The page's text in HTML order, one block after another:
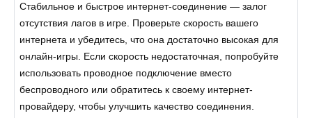
Стабильное и быстрое интернет-соединение — залог
отсутствия лагов в игре. Проверьте скорость вашего
интернета и убедитесь, что она достаточно высокая для
онлайн-игры. Если скорость недостаточная, попробуйте
использовать проводное подключение вместо
беспроводного или обратитесь к своему интернет-
провайдеру, чтобы улучшить качество соединения.